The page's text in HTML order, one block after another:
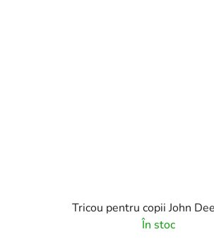
Tricou pentru copii John
În stoc